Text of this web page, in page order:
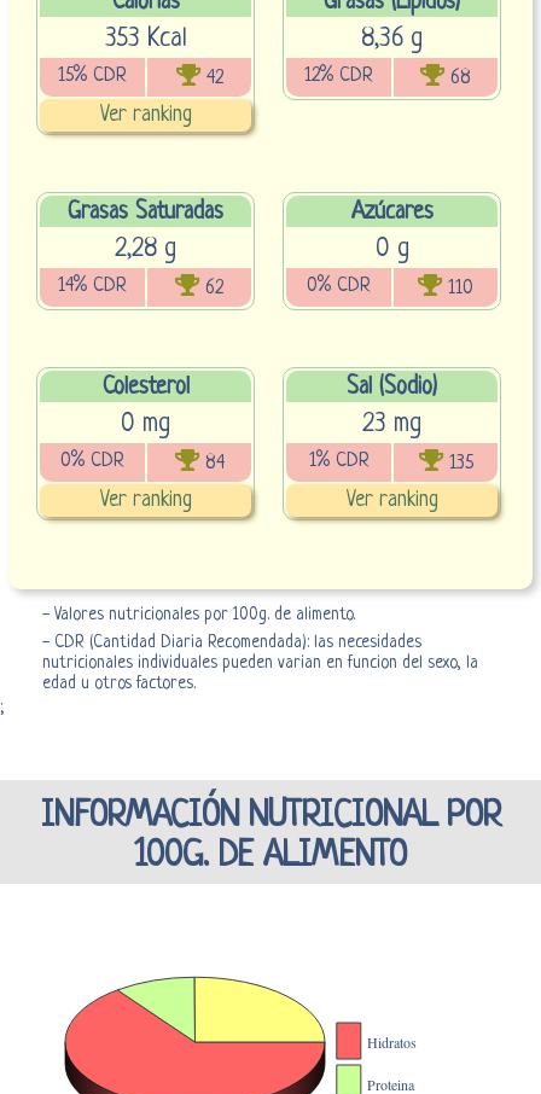
353 Kcal
15% CDR 42
Ver ranking
8,36 g
12% CDR 68
Grasas Saturadas
2,28 g
14% CDR 62
Azúcares
0 g
0% CDR 110
Colesterol
0 mg
0% CDR 84
Ver ranking
Sal (Sodio)
23 mg
1% CDR 135
Ver ranking
- Valores nutricionales por 100g. de alimento.
- CDR (Cantidad Diaria Recomendada): las necesidades
nutricionales individuales pueden varian en funcion del sexo, la
edad u otros factores.
;
INFORMACIÓN NUTRICIONAL POR
100G. DE ALIMENTO